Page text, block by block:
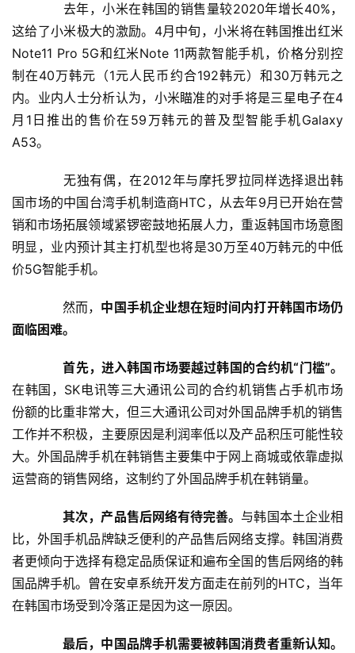
人
工
智
能
A
I
技
快
讯
纪
说
新
商
新
栏
专
题
去年，小米在韩国的销售量较2020年增长40%，
这给了小米极大的激励。4月中旬，小米将在韩国推出红米
Note11 Pro 5G和红米Note 11两款智能手机，价格分别控
制在40万韩元（1元人民币约合192韩元）和30万韩元之
内。业内人士分析认为，小米瞄准的对手将是三星电子在4
月1日推出的售价在59万韩元的普及型智能手机Galaxy
A53。
无独有偶，在2012年与摩托罗拉同样选择退出韩
国市场的中国台湾手机制造商HTC，从去年9月已开始在营
销和市场拓展领域紧锣密鼓地拓展人力，重返韩国市场意图
明显，业内预计其主打机型也将是30万至40万韩元的中低
价5G智能手机。
然而， 中国手机企业想在短时间内打开韩国市场仍
面临困难。
首先，进入韩国市场要越过韩国的合约机“门槛”。
在韩国，SK电讯等三大通讯公司的合约机销售占手机市场
份额的比重非常大，但三大通讯公司对外国品牌手机的销售
工作并不积极，主要原因是利润率低以及产品积压可能性较
大。外国品牌手机在韩销售主要集中于网上商城或依靠虚拟
运营商的销售网络，这制约了外国品牌手机在韩销量。
其次，产品售后网络有待完善。 与韩国本土企业相
比，外国手机品牌缺乏便利的产品售后网络支撑。韩国消费
者更倾向于选择有稳定品质保证和遍布全国的售后网络的韩
国品牌手机。曾在安卓系统开发方面走在前列的HTC，当年
在韩国市场受到冷落正是因为这一原因。
最后，中国品牌手机需要被韩国消费者重新认知。